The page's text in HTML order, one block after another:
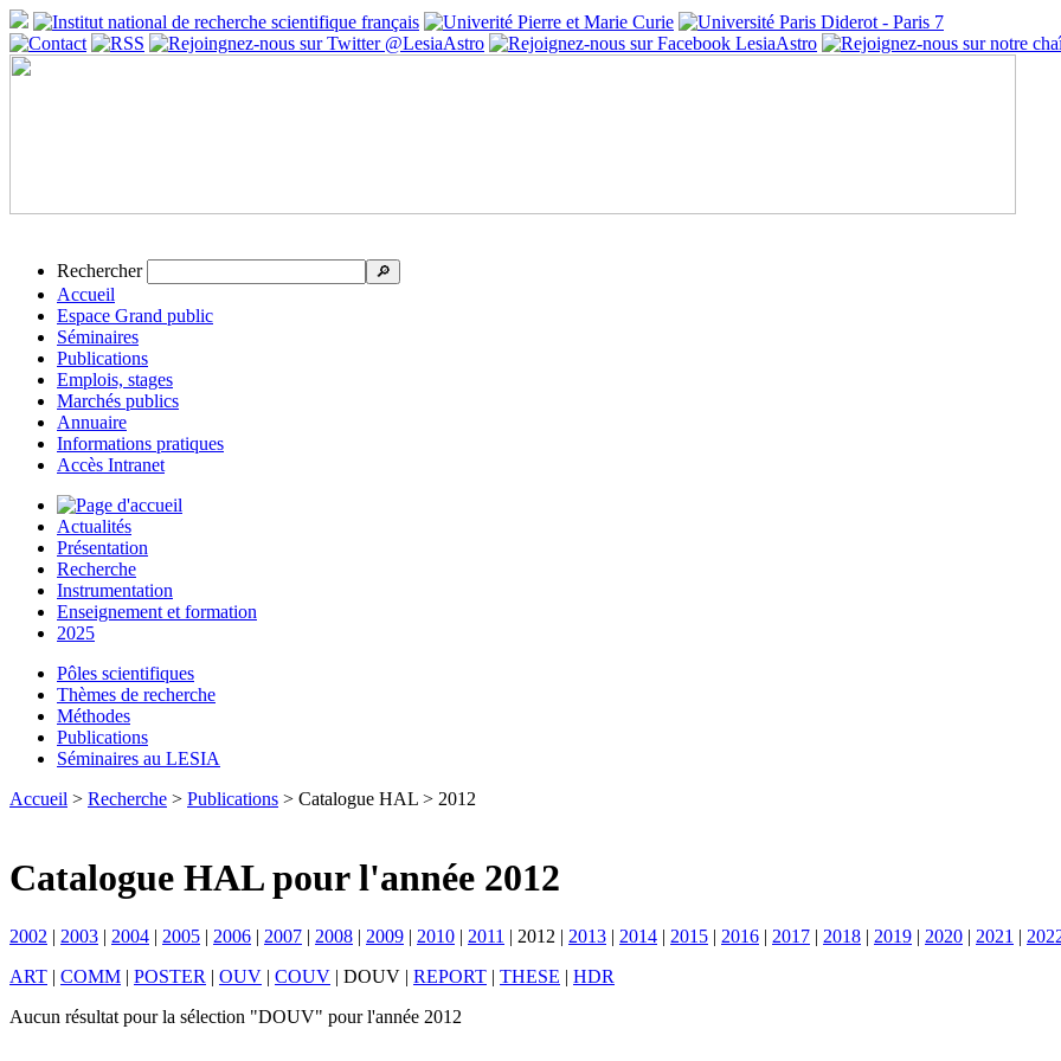
Rechercher 🔎
Accueil
Espace Grand public
Séminaires
Publications
Emplois, stages
Marchés publics
Annuaire
Informations pratiques
Accès Intranet
Actualités
Présentation
Recherche
Instrumentation
Enseignement et formation
2025
Pôles scientifiques
Thèmes de recherche
Méthodes
Publications
Séminaires au LESIA
Accueil > Recherche > Publications > Catalogue HAL > 2012
Catalogue HAL pour l'année 2012
2002 | 2003 | 2004 | 2005 | 2006 | 2007 | 2008 | 2009 | 2010 | 2011 | 2012 | 2013 | 2014 | 2015 | 2016 | 2017 | 2018 | 2019 | 2020 | 2021 |
ART | COMM | POSTER | OUV | COUV | DOUV | REPORT | THESE | HDR
Aucun résultat pour la sélection "DOUV" pour l'année 2012